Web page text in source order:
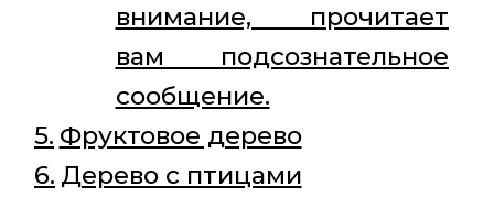
внимание, прочитает
вам подсознательное
сообщение.
Фруктовое дерево
Дерево с птицами